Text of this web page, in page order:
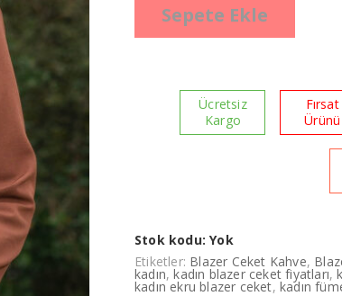
adet
Sepete Ekle
Ücretsiz
Kargo
Fırsat
Ürünü
Stok kodu:Yok
Etiketler: Blazer Ceket Kahve,
kadın,kadın blazer ceket fiyatları,
kadın ekru blazer ceket,kadın